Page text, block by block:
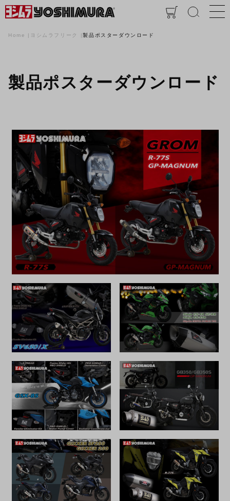
Home ヨシムラフリーク 製品ポスターダウンロード
製品ポスターダウンロード